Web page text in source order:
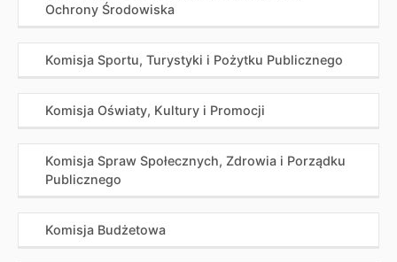
Ochrony Środowiska
Komisja Sportu, Turystyki i Pożytku Publicznego
Komisja Oświaty, Kultury i Promocji
Komisja Spraw Społecznych, Zdrowia i Porządku
Publicznego
Komisja Budżetowa